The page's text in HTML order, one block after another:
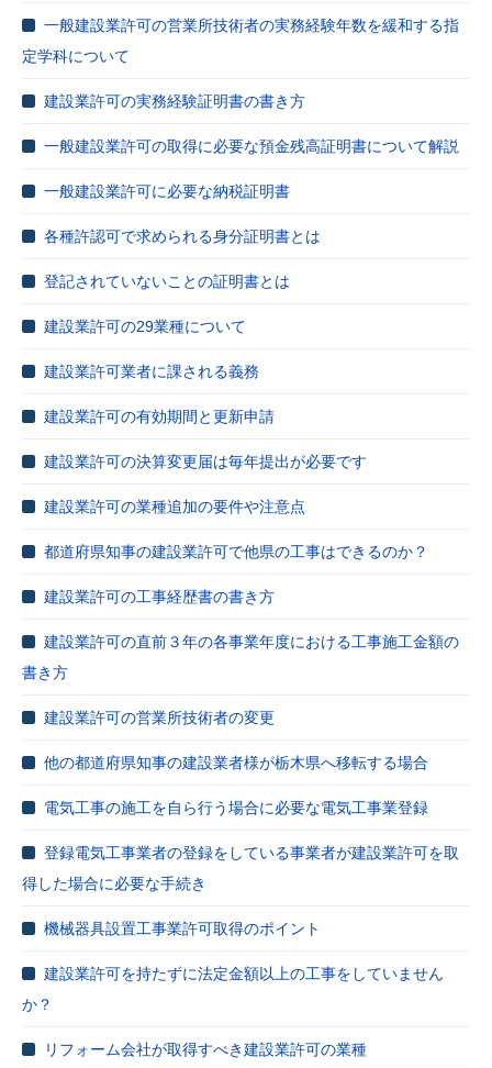
一般建設業許可の営業所技術者の実務経験年数を緩和する指
定学科について
建設業許可の実務経験証明書の書き方
一般建設業許可の取得に必要な預金残高証明書について解説
一般建設業許可に必要な納税証明書
各種許認可で求められる身分証明書とは
登記されていないことの証明書とは
建設業許可の29業種について
建設業許可業者に課される義務
建設業許可の有効期間と更新申請
建設業許可の決算変更届は毎年提出が必要です
建設業許可の業種追加の要件や注意点
都道府県知事の建設業許可で他県の工事はできるのか？
建設業許可の工事経歴書の書き方
建設業許可の直前３年の各事業年度における工事施工金額の
書き方
建設業許可の営業所技術者の変更
他の都道府県知事の建設業者様が栃木県へ移転する場合
電気工事の施工を自ら行う場合に必要な電気工事業登録
登録電気工事業者の登録をしている事業者が建設業許可を取
得した場合に必要な手続き
機械器具設置工事業許可取得のポイント
建設業許可を持たずに法定金額以上の工事をしていません
か？
リフォーム会社が取得すべき建設業許可の業種